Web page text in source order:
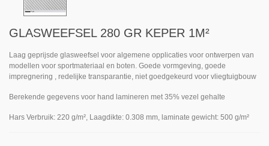
GLASWEEFSEL 280 GR KEPER 1M²
Laag geprijsde glasweefsel voor algemene opplicaties voor ontwerpen van
modellen voor sportmateriaal en boten. Goede vormgeving, goede
impregnering , redelijke transparantie, niet goedgekeurd voor vliegtuigbouw
Berekende gegevens voor hand lamineren met 35% vezel gehalte
Hars Verbruik: 220 g/m², Laagdikte: 0.308 mm, laminate gewicht: 500 g/m²